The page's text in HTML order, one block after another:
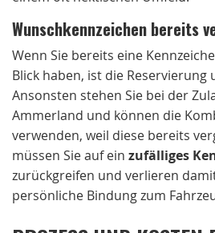
Wunschkennzeichen bereits
Wenn Sie bereits eine
Blick haben, ist die Reservierung
Ansonsten stehen Sie bei der
Ammerland und können die
verwenden, weil diese bereits
müssen Sie auf ein zufälliges
zurückgreifen und verlieren
persönliche Bindung zum